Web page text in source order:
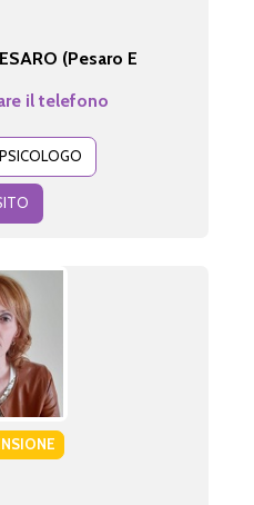
(Pesaro E
il telefono